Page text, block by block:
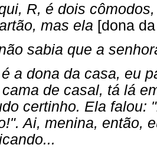
R, é dois
mas ela [dona
sabia que a
a dona da casa, eu
de casal, tá lá
certinho. Ela falou:
Ai, menina, então,